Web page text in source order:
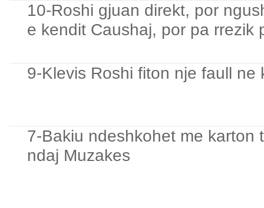
10-Roshi gjuan direkt, por
e kendit Caushaj, por pa rrezik
9-Klevis Roshi fiton nje faull
7-Bakiu ndeshkohet me karton
ndaj Muzakes